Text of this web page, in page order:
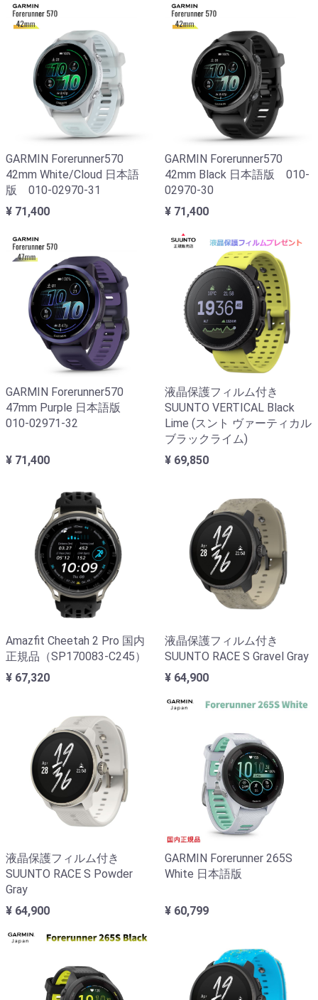
GARMIN Forerunner570
42mm White/Cloud 日本語
版 010-02970-31
¥ 71,400
GARMIN Forerunner570
42mm Black 日本語版 010-
02970-30
¥ 71,400
GARMIN Forerunner570
47mm Purple 日本語版
010-02971-32
¥ 71,400
液晶保護フィルム付き
SUUNTO VERTICAL Black
Lime (スント ヴァーティカル
ブラックライム)
¥ 69,850
Amazfit Cheetah 2 Pro 国内
正規品（SP170083-C245）
¥ 67,320
液晶保護フィルム付き
SUUNTO RACE S Gravel Gray
¥ 64,900
液晶保護フィルム付き
SUUNTO RACE S Powder
Gray
¥ 64,900
GARMIN Forerunner 265S
White 日本語版
¥ 60,799